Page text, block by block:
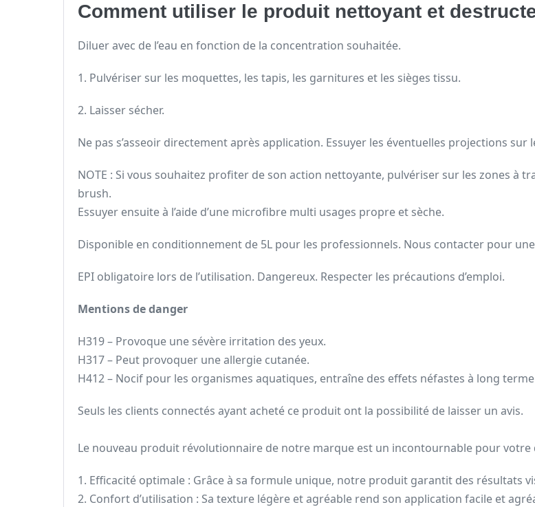
Comment utiliser le produit nettoyant et
Diluer avec de l’eau en fonction de la concentration souhaitée.
1. Pulvériser sur les moquettes, les tapis, les garnitures et les sièges tissu.
2. Laisser sécher.
Ne pas s’asseoir directement après application. Essuyer les éventuelles projections
NOTE : Si vous souhaitez profiter de son action nettoyante, pulvériser sur les zones à
brush.
Essuyer ensuite à l’aide d’une microfibre multi usages propre et sèche.
Disponible en conditionnement de 5L pour les professionnels. Nous contacter pour
EPI obligatoire lors de l’utilisation. Dangereux. Respecter les précautions d’emploi.
Mentions de danger
H319 – Provoque une sévère irritation des yeux.
H317 – Peut provoquer une allergie cutanée.
H412 – Nocif pour les organismes aquatiques, entraîne des effets néfastes à long
Seuls les clients connectés ayant acheté ce produit ont la possibilité de laisser un avis.
Le nouveau produit révolutionnaire de notre marque est un incontournable pour votre
1. Efficacité optimale : Grâce à sa formule unique, notre produit garantit des résultats
2. Confort d’utilisation : Sa texture légère et agréable rend son application facile et